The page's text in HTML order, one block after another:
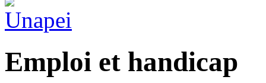
Emploi et handicap